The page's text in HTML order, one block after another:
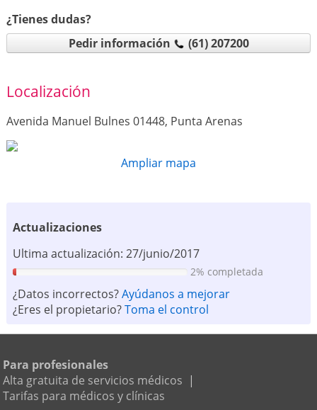
¿Tienes dudas?
Pedir información
(61) 207200
Localización
Avenida Manuel Bulnes 01448, Punta Arenas
Ampliar mapa
Actualizaciones
Ultima actualización: 27/junio/2017
2% completada
¿Datos incorrectos?Ayúdanos a mejorar
¿Eres el propietario?Toma el control
Para profesionales
Alta gratuita de servicios médicos |
Tarifas para médicos y clínicas